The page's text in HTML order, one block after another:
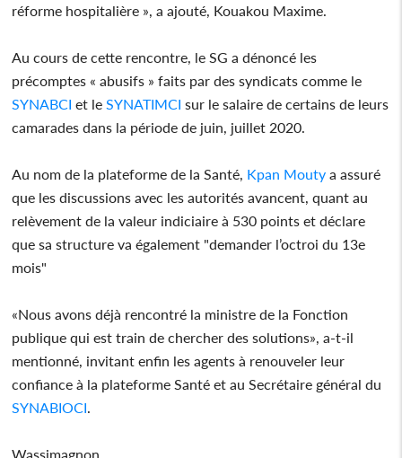
réforme hospitalière », a ajouté, Kouakou Maxime.
Au cours de cette rencontre, le SG a dénoncé les
précomptes « abusifs » faits par des syndicats comme le
SYNABCI et le SYNATIMCI sur le salaire de certains de leurs
camarades dans la période de juin, juillet 2020.
Au nom de la plateforme de la Santé, Kpan Mouty a assuré
que les discussions avec les autorités avancent, quant au
relèvement de la valeur indiciaire à 530 points et déclare
que sa structure va également "demander l’octroi du 13e
mois"
«Nous avons déjà rencontré la ministre de la Fonction
publique qui est train de chercher des solutions», a-t-il
mentionné, invitant enfin les agents à renouveler leur
confiance à la plateforme Santé et au Secrétaire général du
SYNABIOCI
Wassimagnon